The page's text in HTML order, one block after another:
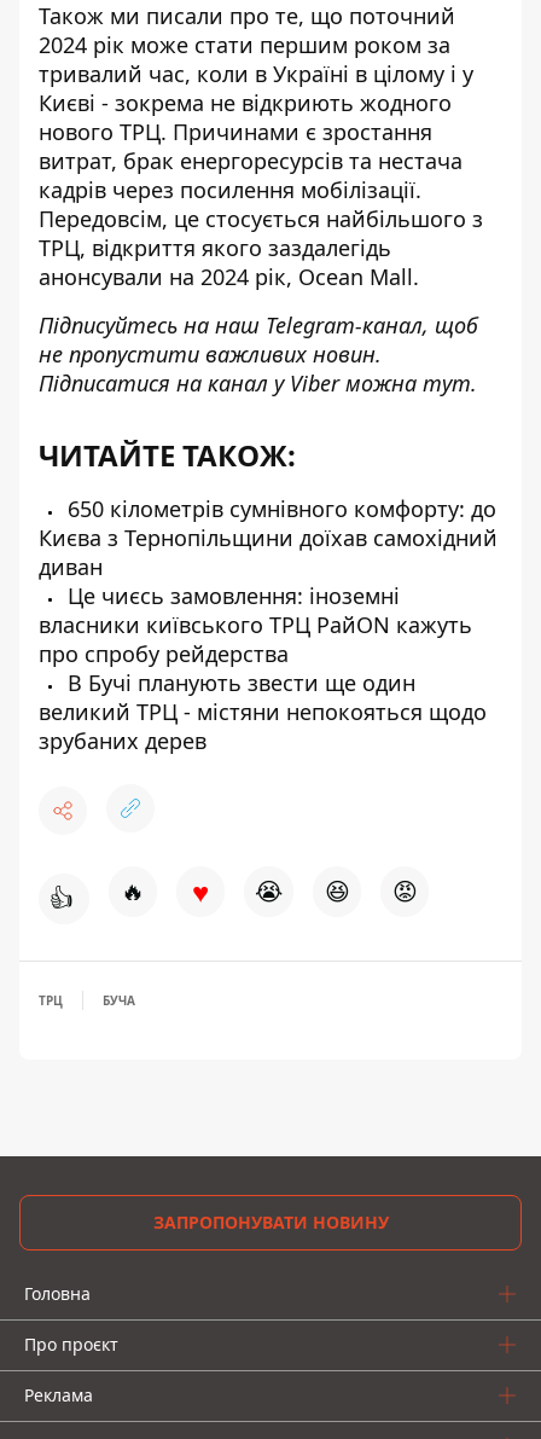
Також ми писали про те, що поточний
2024 рік може стати першим роком за
тривалий час, коли в Україні в цілому і у
Києві - зокрема не відкриють жодного
нового ТРЦ. Причинами є зростання
витрат, брак енергоресурсів та нестача
кадрів через посилення мобілізації.
Передовсім, це стосується найбільшого з
ТРЦ, відкриття якого заздалегідь
анонсували на 2024 рік, Ocean Mall.
Підписуйтесь на наш Telegram-канал, щоб
не пропустити важливих новин.
Підписатися на канал у Viber можна тут.
ЧИТАЙТЕ ТАКОЖ:
650 кілометрів сумнівного комфорту: до
Києва з Тернопільщини доїхав самохідний
диван
Це чиєсь замовлення: іноземні
власники київського ТРЦ РайON кажуть
про спробу рейдерства
В Бучі планують звести ще один
великий ТРЦ - містяни непокояться щодо
зрубаних дерев
👍 🔥 ♥ 😭 😆 😡
ТРЦ БУЧА
ЗАПРОПОНУВАТИ НОВИНУ
Головна
Про проєкт
Реклама